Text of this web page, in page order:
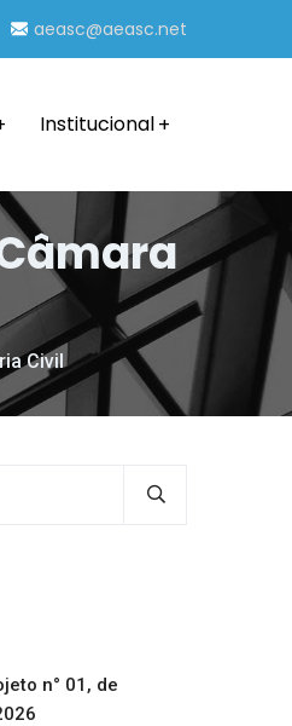
aeasc@aeasc.net
Institucional
Civil
n° 01, de